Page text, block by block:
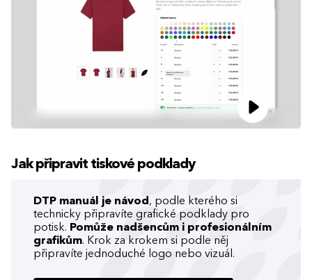
Jak připravit tiskové podklady
DTP manuál je návod , podle kterého si
technicky připravíte grafické podklady pro
potisk. Pomůže nadšencům i profesionálním
grafikům. Krok za krokem si podle něj
připravíte jednoduché logo nebo vizuál.